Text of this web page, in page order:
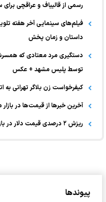
رسمی از قالیباف و عراقچی برای
داستان و زمان پخش
دستگیری مرد معتادی که
توسط پلیس مشهد + عکس
کیفرخواست زن بلاگر تهرانی
آخرین خبر‌ها از قیمت‌ها در
ریزش ۲ درصدی قیمت دلار در بازار آزاد مشهد+ علت
پیوندها